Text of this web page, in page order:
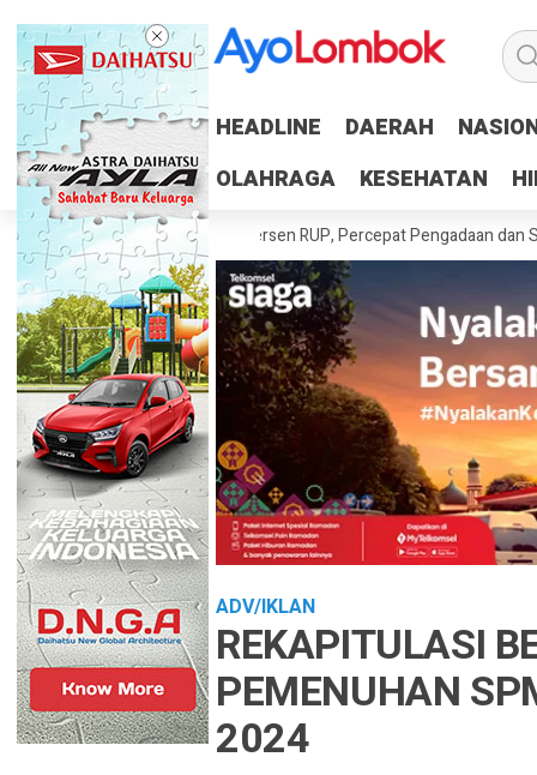
HEADLINE DAERAH
OLAHRAGA
KESEHATAN
HEADLINE DAERAH
OLAHRAGA
KESEHATAN
Tuntaskan 100 Persen RUP, Percepat Pengadaan dan Serapan
ADV/IKLAN
REKAPITULASI
PEMENUHAN
2024